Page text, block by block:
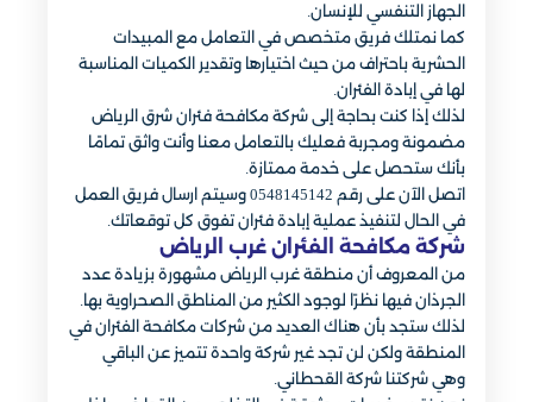
الجهاز التنفسي للإنسان.
كما نمتلك فريق متخصص في التعامل مع المبيدات
الحشرية باحتراف من حيث اختيارها وتقدير الكميات المناسبة
لها في إبادة الفئران.
لذلك إذا كنت بحاجة إلى شركة مكافحة فئران شرق الرياض
مضمونة ومجربة فعليك بالتعامل معنا وأنت واثق تمامًا
بأنك ستحصل على خدمة ممتازة.
اتصل الآن على رقم 0548145142 وسيتم ارسال فريق العمل
في الحال لتنفيذ عملية إبادة فئران تفوق كل توقعاتك.
شركة مكافحة الفئران غرب الرياض
من المعروف أن منطقة غرب الرياض مشهورة بزيادة عدد
الجرذان فيها نظرًا لوجود الكثير من المناطق الصحراوية بها.
لذلك ستجد بأن هناك العديد من شركات مكافحة الفئران في
المنطقة ولكن لن تجد غير شركة واحدة تتميز عن الباقي
وهي شركتنا شركة القحطاني.